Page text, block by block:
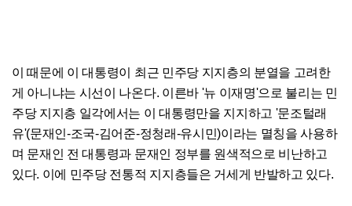
이 때문에 이 대통령이 최근 민주당 지지층의 분열을 고려한
게 아니냐는 시선이 나온다. 이른바 '뉴 이재명'으로 불리는 민
주당 지지층 일각에서는 이 대통령만을 지지하고 '문조털래
유'(문재인-조국-김어준-정청래-유시민)이라는 멸칭을 사용하
며 문재인 전 대통령과 문재인 정부를 원색적으로 비난하고
있다. 이에 민주당 전통적 지지층들은 거세게 반발하고 있다.